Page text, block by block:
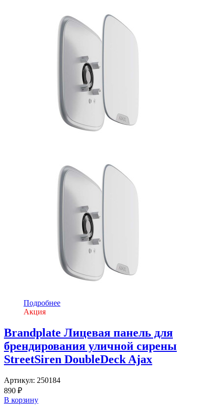
Подробнее
Акция
Brandplate Лицевая панель для
брендирования уличной сирены
StreetSiren DoubleDeck Ajax
Артикул: 250184
890 ₽
В корзину